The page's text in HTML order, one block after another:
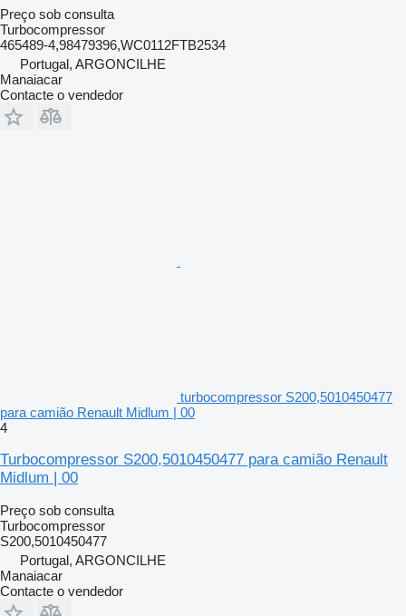
Preço sob consulta
Turbocompressor
465489-4,98479396,WC0112FTB2534
Portugal, ARGONCILHE
Manaiacar
Contacte o vendedor
turbocompressor S200,5010450477
para camião Renault Midlum | 00
4
Turbocompressor S200,5010450477 para camião Renault
Midlum | 00
Preço sob consulta
Turbocompressor
S200,5010450477
Portugal, ARGONCILHE
Manaiacar
Contacte o vendedor